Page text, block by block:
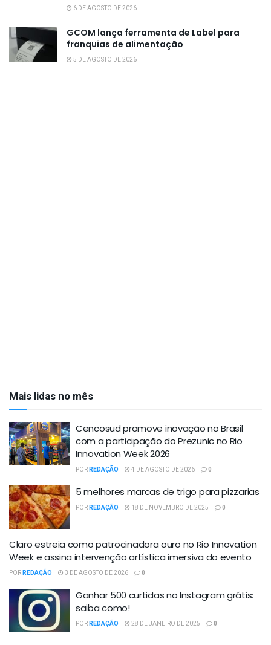
6 DE AGOSTO DE 2026
GCOM lança ferramenta de Label para
franquias de alimentação
5 DE AGOSTO DE 2026
Mais lidas no mês
Cencosud promove inovação no Brasil
com a participação do Prezunic no Rio
Innovation Week 2026
PORREDAÇÃO 4 DE AGOSTO DE 2026 0
5 melhores marcas de trigo para pizzarias
PORREDAÇÃO 18 DE NOVEMBRO DE 2025 0
Claro estreia como patrocinadora ouro no Rio Innovation
Week e assina intervenção artística imersiva do evento
PORREDAÇÃO 3 DE AGOSTO DE 2026 0
Ganhar 500 curtidas no Instagram grátis:
saiba como!
PORREDAÇÃO 28 DE JANEIRO DE 2025 0